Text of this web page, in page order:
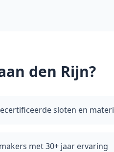
den Rijn?
sloten en
met 30+ jaar ervaring